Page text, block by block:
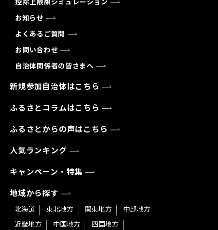
控除上限額シミュレーション
お知らせ
よくあるご質問
お問い合わせ
自治体関係者の皆さまへ
新規参加自治体はこちら
ふるさとコラムはこちら
ふるさとからの声はこちら
人気ランキング
キャンペーン・特集
地域から探す
北海道 東北地方 関東地方
中部地方
近畿地方
中国地方
四国地方